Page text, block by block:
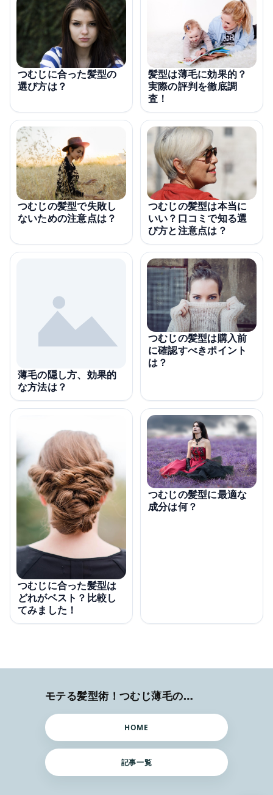
つむじに合った髪型の
選び方は？
髪型は薄毛に効果的？
実際の評判を徹底調
査！
つむじの髪型で失敗し
ないための注意点は？
つむじの髪型は本当に
いい？口コミで知る選
び方と注意点は？
薄毛の隠し方、効果的
な方法は？
つむじの髪型は購入前
に確認すべきポイント
は？
つむじに合った髪型は
どれがベスト？比較し
てみました！
つむじの髪型に最適な
成分は何？
モテる髪型術！つむじ薄毛の隠し方
HOME
記事一覧